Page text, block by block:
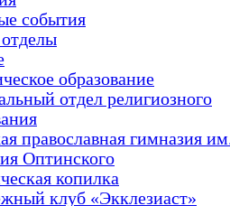
события
образование
отдел религиозного
православная гимназия
Оптинского
копилка
клуб «Экклезиаст»